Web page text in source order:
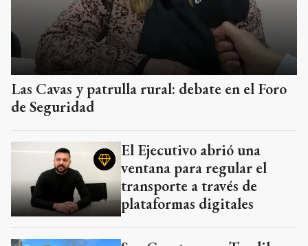
Las Cavas y patrulla rural: debate en el Foro
de Seguridad
El Ejecutivo abrió una
ventana para regular el
transporte a través de
plataformas digitales